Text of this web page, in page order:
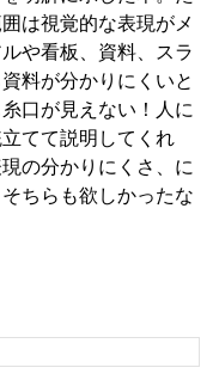
は視覚的な表現がメ
や看板、資料、スラ
料が分かりにくいと
口が見えない！人に
てて説明してくれ
の分かりにくさ、に
ちらも欲しかったな